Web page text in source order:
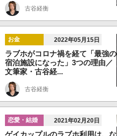
古谷経衡
お金 2022年05月15日
ラブホがコロナ禍を経て「最強の
宿泊施設になった」3つの理由／
文筆家・古谷経...
古谷経衡
恋愛・結婚 2021年02月20日
ゲイカップルのラブホ利用は、な